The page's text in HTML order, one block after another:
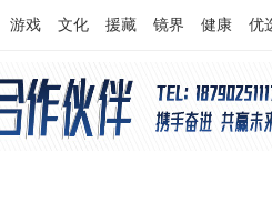
游戏 文化 援藏 镜界 健康 优